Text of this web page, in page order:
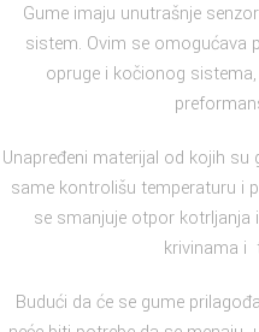
Gume imaju unutrašnje
sistem. Ovim se omogućava
opruge i kočionog
Unapređeni materijal od kojih
same kontrolišu temperaturu i
se smanjuje otpor kotrljanja
krivinama i
Budući da će se gume